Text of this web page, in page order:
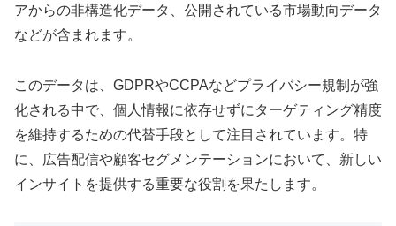
アからの非構造化データ、公開されている市場動向データ
などが含まれます。
このデータは、GDPRやCCPAなどプライバシー規制が強
化される中で、個人情報に依存せずにターゲティング精度
を維持するための代替手段として注目されています。特
に、広告配信や顧客セグメンテーションにおいて、新しい
インサイトを提供する重要な役割を果たします。